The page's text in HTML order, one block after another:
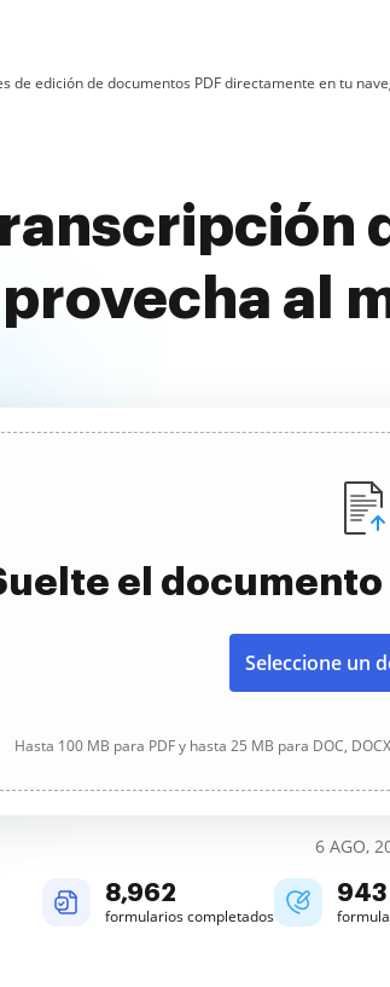
de edición de documentos PDF directamente en tu
al
el
Seleccione un
Hasta 100 MB para PDF y hasta 25 MB para DOC, DOCX,
6 AGO,
8,963
formularios completados
944